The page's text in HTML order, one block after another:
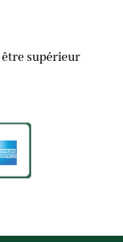
supérieur